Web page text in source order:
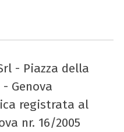
- Piazza della
Genova
registrata al
nr. 16/2005